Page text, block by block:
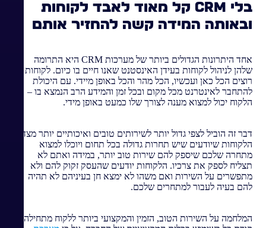
בלי CRM קל מאוד לאבד לקוחות
ובאותה המידה קשה להחזיר אותם
אחד היתרונות הגדולים ביותר של מערכות CRM היא התרומה
שלהן לניהול לקוחות בעידן האינסטנט שאנו חיים בו כיום. לקוחות
רוצים הכל כאן ועכשיו, הכל מהר והכל באופן מיידי. עם היכולת
להתחבר לאינטרנט מכל מקום ובכל זמן והמידע הרב הנמצא בו –
הלקוח יכול למצוא מענה לצורך שלו כמעט באופן מידי.
דבר זה הוביל לצפי גדול יותר לשירותים טובים ואיכותיים יותר מצד
הלקוחות שיודעים שיש תחרות גדולה בכל תחום ויוכלו למצוא
מתחרה שלכם שיספק להם שירות טוב יותר, במידה ואתם לא
תצליח לספק את צרכיו. הלקוחות יודעים שהעסק זקוק להם ולא
מתפשרים על השירות ואם משהו לא ימצא חן בעיניהם לא תהיה
להם בעיה לעבור למתחרים שלכם.
המלחמה על השירות הטוב, הזמין והמקצועי ביותר ללקוח מתחילה